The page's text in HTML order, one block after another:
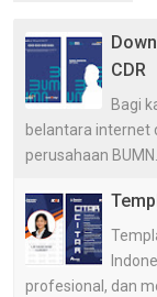
CDR
Bagi
belantara internet
perusahaan
profesional, dan